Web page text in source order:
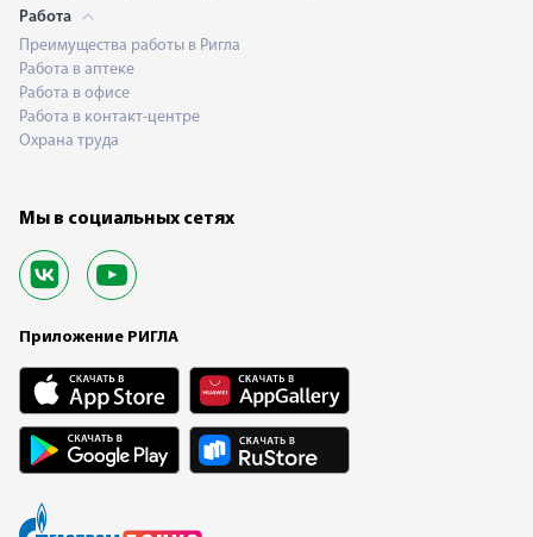
Работа
Преимущества работы в Ригла
Работа в аптеке
Работа в офисе
Работа в контакт-центре
Охрана труда
Мы в социальных сетях
Приложение РИГЛА